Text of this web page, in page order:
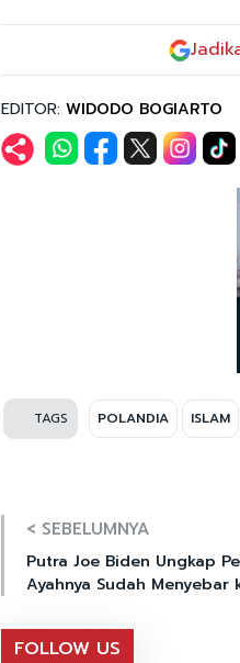
EDITOR: WIDODO BOGIARTO
TAGS POLANDIA ISLAM
< SEBELUMNYA
Putra Joe Biden Ungkap
Ayahnya Sudah Menyebar
FOLLOW US